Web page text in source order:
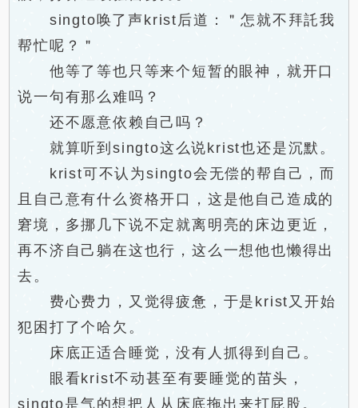
singto唤了声krist后道：＂怎就不拜託我
帮忙呢？＂
他等了等也只等来个短暂的眼神，就开口
说一句有那么难吗？
还不愿意依赖自己吗？
就算听到singto这么说krist也还是沉默。
krist可不认为singto会无偿的帮自己，而
且自己意有什么资格开口，这是他自己造成的
窘境，多挪几下说不定就离明亮的床边更近，
再不济自己躺在这也行，这么一想他也懒得出
去。
费心费力，又觉得疲惫，于是krist又开始
犯困打了个哈欠。
床底正适合睡觉，没有人抓得到自己。
眼看krist不动甚至有要睡觉的苗头，
singto是气的想把人从床底拖出来打屁股。